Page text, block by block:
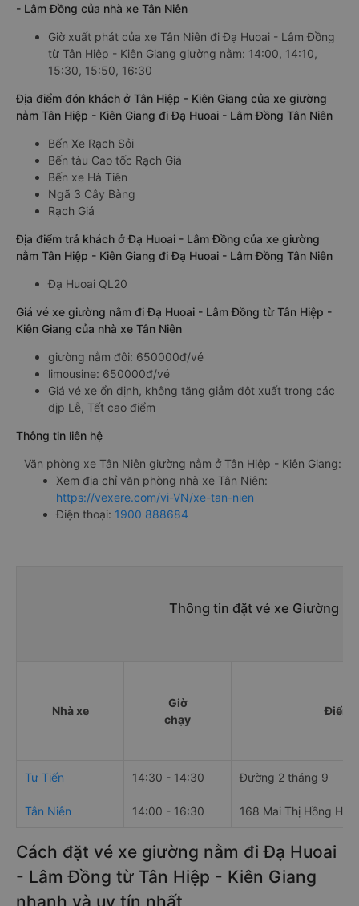
- Lâm Đồng của nhà xe Tân Niên
Giờ xuất phát của xe Tân Niên đi Đạ Huoai - Lâm Đồng
từ Tân Hiệp - Kiên Giang giường nằm: 14:00, 14:10,
15:30, 15:50, 16:30
Địa điểm đón khách ở Tân Hiệp - Kiên Giang của xe giường
nằm Tân Hiệp - Kiên Giang đi Đạ Huoai - Lâm Đồng Tân Niên
Bến Xe Rạch Sỏi
Bến tàu Cao tốc Rạch Giá
Bến xe Hà Tiên
Ngã 3 Cây Bàng
Rạch Giá
Địa điểm trả khách ở Đạ Huoai - Lâm Đồng của xe giường
nằm Tân Hiệp - Kiên Giang đi Đạ Huoai - Lâm Đồng Tân Niên
Đạ Huoai QL20
Giá vé xe giường nằm đi Đạ Huoai - Lâm Đồng từ Tân Hiệp -
Kiên Giang của nhà xe Tân Niên
giường nằm đôi: 650000đ/vé
limousine: 650000đ/vé
Giá vé xe ổn định, không tăng giảm đột xuất trong các
dịp Lễ, Tết cao điểm
Thông tin liên hệ
Văn phòng xe Tân Niên giường nằm ở Tân Hiệp - Kiên Giang:
Xem địa chỉ văn phòng nhà xe Tân Niên:
https://vexere.com/vi-VN/xe-tan-nien
Điện thoại: 1900 888684
Thông tin đặt vé xe Giường
Nhà xe
Giờ
chạy
Điểm
Tư Tiến 14:30 - 14:30 Đường 2 tháng 9
Tân Niên 14:00 - 16:30 168 Mai Thị Hồng
Cách đặt vé xe giường nằm đi Đạ Huoai
- Lâm Đồng từ Tân Hiệp - Kiên Giang
nhanh và uy tín nhất